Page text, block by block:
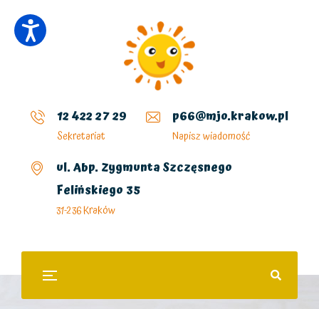
12 422 27 29
Sekretariat
p66@mjo.krakow.pl
Napisz wiadomość
ul. Abp. Zygmunta Szczęsnego
Felińskiego 35
31-236 Kraków